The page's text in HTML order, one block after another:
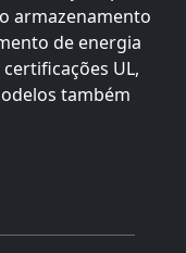
armazenamento
de energia
UL,
também